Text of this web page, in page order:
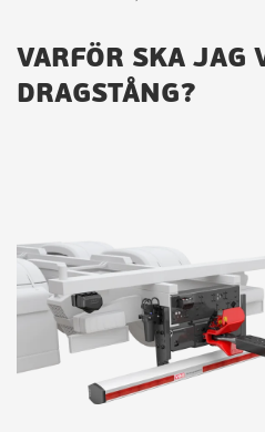
VARFÖR SKA JAG
DRAGSTÅNG?